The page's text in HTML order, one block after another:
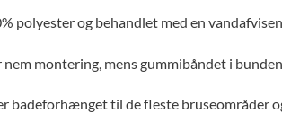
polyester og behandlet med en
montering, mens gummibåndet i
badeforhænget til de fleste